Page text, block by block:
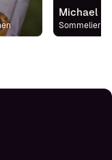
Michael
Sommelier